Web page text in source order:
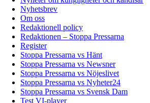
Nyhetsbrev
Om oss
Redaktionell policy
Redaktionen – Stoppa Pressarna
Register
Stoppa Pressarna vs Hänt
Stoppa Pressarna vs Newsner
Stoppa Pressarna vs Nöjeslivet
Stoppa Pressarna vs Nyheter24
Stoppa Pressarna vs Svensk Dam
Test VI-player